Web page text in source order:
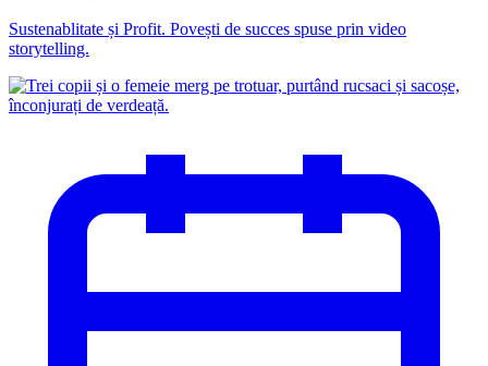
Sustenablitate și Profit. Povești de succes spuse prin video
storytelling.